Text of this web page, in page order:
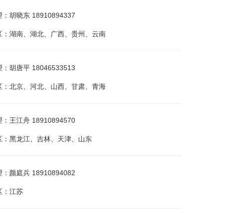
：胡晓东 18910894337
：湖南、湖北、广西、贵州、云南
：胡唐平 18046533513
：北京、河北、山西、甘肃、青海
：王江舟 18910894570
：黑龙江、吉林、天津、山东
：颜庭兵 18910894082
：江苏